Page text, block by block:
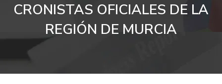
CRONISTAS OFICIALES DE LA
REGIÓN DE MURCIA